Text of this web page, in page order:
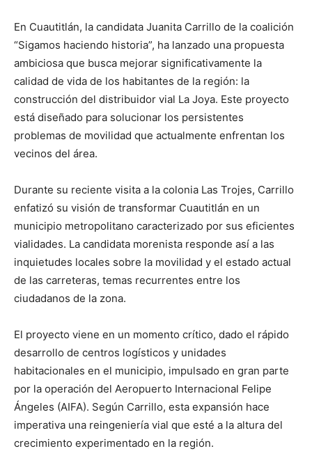
En Cuautitlán, la candidata Juanita Carrillo de la coalición
“Sigamos haciendo historia”, ha lanzado una propuesta
ambiciosa que busca mejorar significativamente la
calidad de vida de los habitantes de la región: la
construcción del distribuidor vial La Joya. Este proyecto
está diseñado para solucionar los persistentes
problemas de movilidad que actualmente enfrentan los
vecinos del área.
Durante su reciente visita a la colonia Las Trojes, Carrillo
enfatizó su visión de transformar Cuautitlán en un
municipio metropolitano caracterizado por sus eficientes
vialidades. La candidata morenista responde así a las
inquietudes locales sobre la movilidad y el estado actual
de las carreteras, temas recurrentes entre los
ciudadanos de la zona.
El proyecto viene en un momento crítico, dado el rápido
desarrollo de centros logísticos y unidades
habitacionales en el municipio, impulsado en gran parte
por la operación del Aeropuerto Internacional Felipe
Ángeles (AIFA). Según Carrillo, esta expansión hace
imperativa una reingeniería vial que esté a la altura del
crecimiento experimentado en la región.